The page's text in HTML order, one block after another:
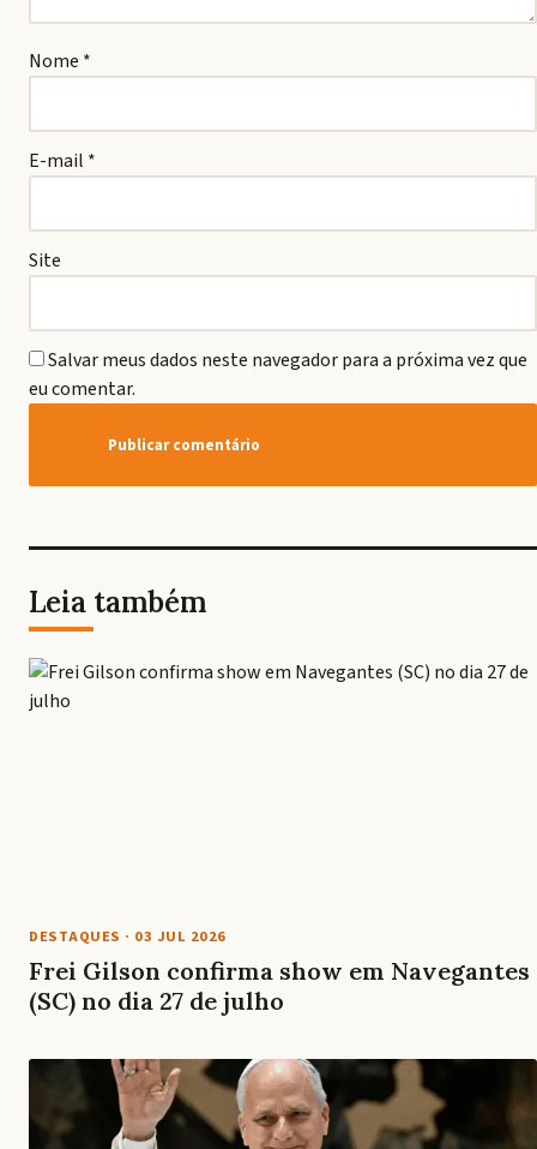
Nome *
E-mail *
Site
Salvar meus dados neste navegador para a próxima vez que
eu comentar.
Leia também
DESTAQUES · 03 JUL 2026
Frei Gilson confirma show em Navegantes
(SC) no dia 27 de julho